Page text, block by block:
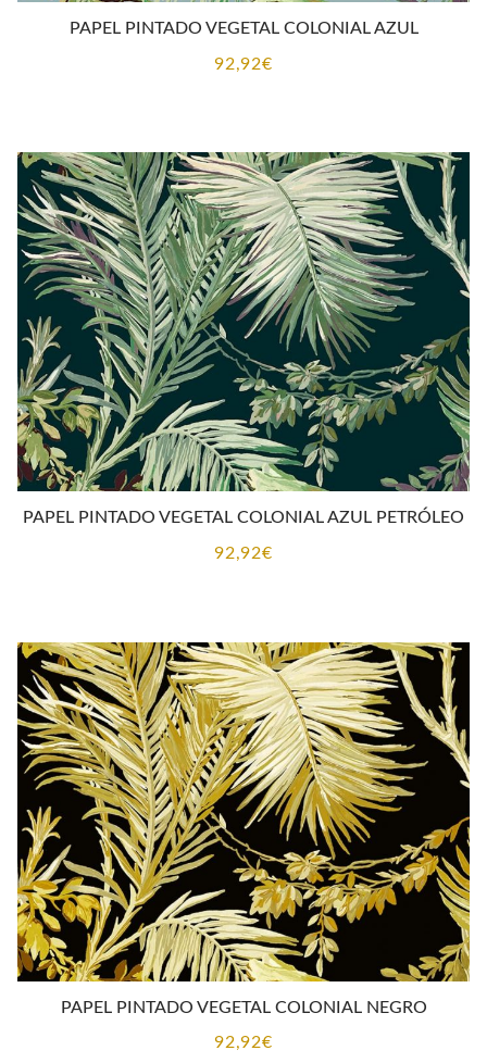
PAPEL PINTADO VEGETAL COLONIAL AZUL
92,92€
PAPEL PINTADO VEGETAL COLONIAL AZUL PETRÓLEO
92,92€
PAPEL PINTADO VEGETAL COLONIAL NEGRO
92,92€